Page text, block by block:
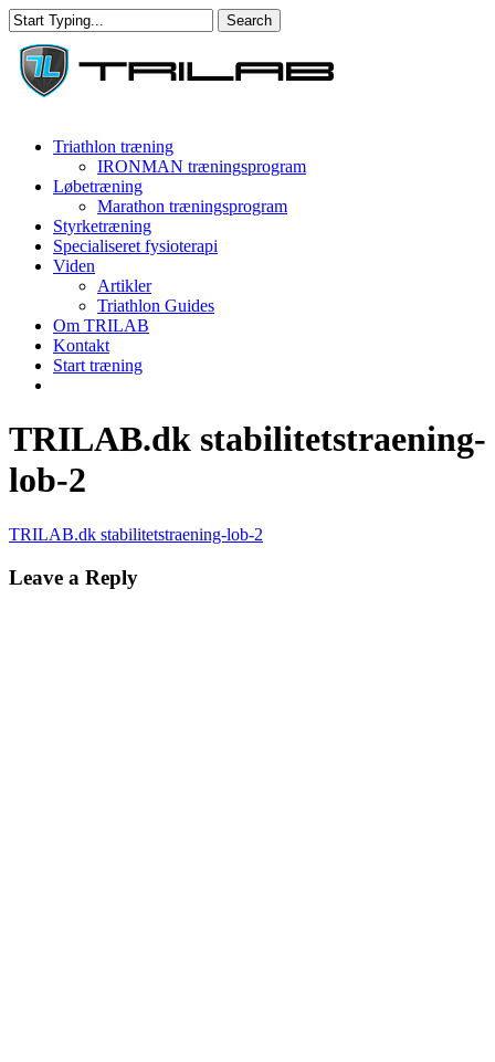
Skip
to
main
content
Search
Close
Search
Menu
Triathlon træning
IRONMAN træningsprogram
Løbetræning
Marathon træningsprogram
Styrketræning
Specialiseret fysioterapi
Viden
Artikler
Triathlon Guides
Om TRILAB
Kontakt
Start træning
TRILAB.dk stabilitetstraening-
lob-2
TRILAB.dk stabilitetstraening-lob-2
Leave a Reply